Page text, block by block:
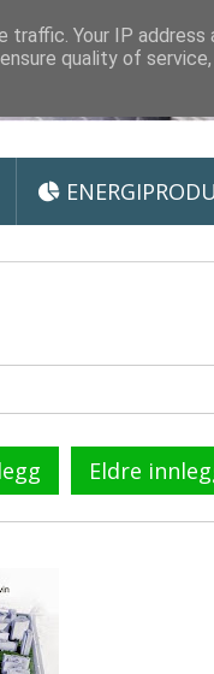
Eldre
Your IP address
quality of